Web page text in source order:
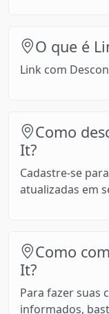
O que é
Link com
Como
It?
Cadastre-se
atualizadas em
Como
It?
Para fazer suas
informados,